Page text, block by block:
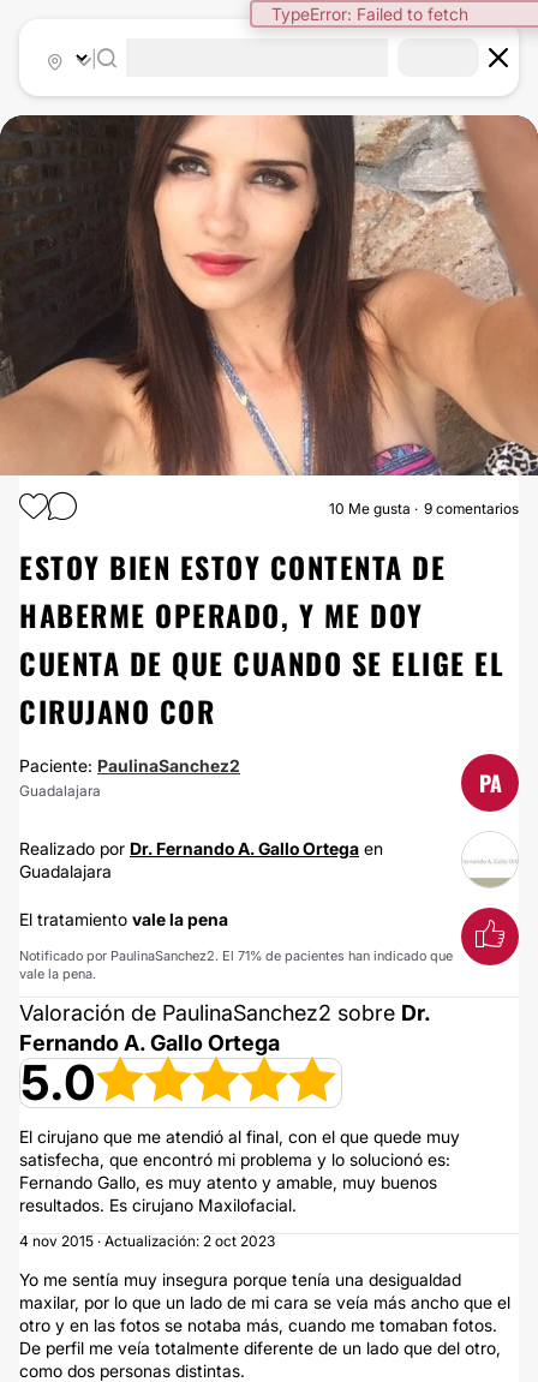
TypeError: Failed to fetch
CIRUGÍA MAXILOFACIAL
10 Me gusta 9 comentarios
ESTOY BIEN ESTOY CONTENTA DE
HABERME OPERADO, Y ME DOY
CUENTA DE QUE CUANDO SE ELIGE EL
CIRUJANO COR
Paciente: PaulinaSanchez2
Guadalajara PA
Realizado por Dr. Fernando A. Gallo Ortega en
Guadalajara
El tratamiento vale la pena
Notificado por PaulinaSanchez2. El 71% de pacientes han indicado que
vale la pena.
Valoración de PaulinaSanchez2 sobre Dr.
Fernando A. Gallo Ortega
5.0
El cirujano que me atendió al final, con el que quede muy
satisfecha, que encontró mi problema y lo solucionó es:
Fernando Gallo, es muy atento y amable, muy buenos
resultados. Es cirujano Maxilofacial.
4 nov 2015 · Actualización: 2 oct 2023
Yo me sentía muy insegura porque tenía una desigualdad
maxilar, por lo que un lado de mi cara se veía más ancho que el
otro y en las fotos se notaba más, cuando me tomaban fotos.
De perfil me veía totalmente diferente de un lado que del otro,
como dos personas distintas.